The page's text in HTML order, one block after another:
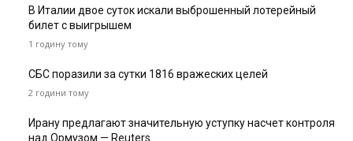
В Италии двое суток искали выброшенный лотерейный
билет с выигрышем
1 годину тому
СБС поразили за сутки 1816 вражеских целей
2 години тому
Ирану предлагают значительную уступку насчет контроля
над Ормузом — Reuters